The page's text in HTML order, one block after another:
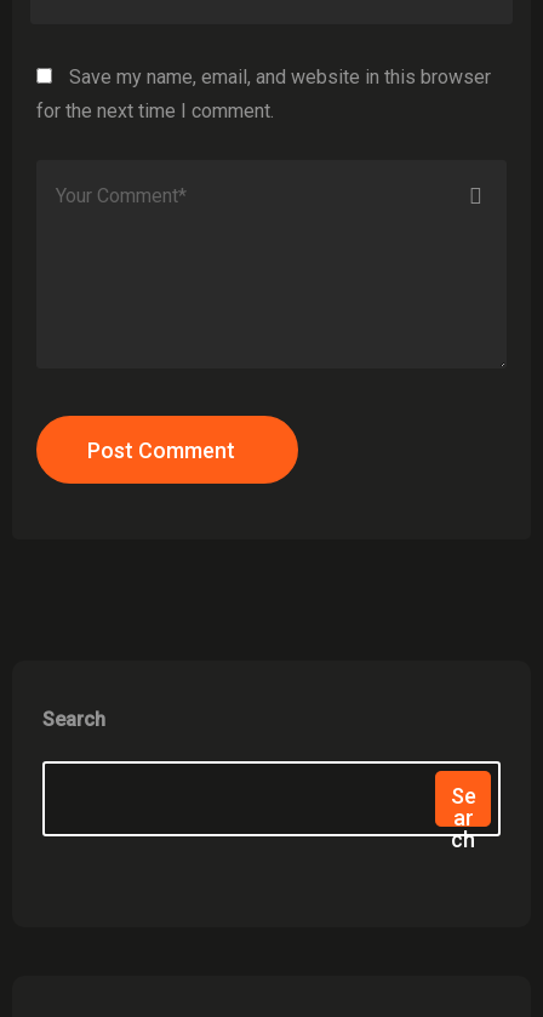
Save my name, email, and website in this browser
for the next time I comment.
Post Comment
Search
Se
Ar
Ch